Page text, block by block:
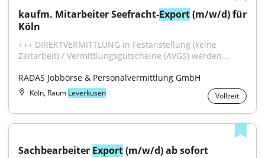
kaufm. Mitarbeiter Seefracht-Export (m/w/d) für
Köln
+++ DIREKTVERMITTLUNG in Festanstellung (keine
Zeitarbeit) / Vermittlungsgutscheine (AVGS) werden...
RADAS Jobbörse & Personalvermittlung GmbH
Köln, Raum Leverkusen Vollzeit
Sachbearbeiter Export (m/w/d) ab sofort